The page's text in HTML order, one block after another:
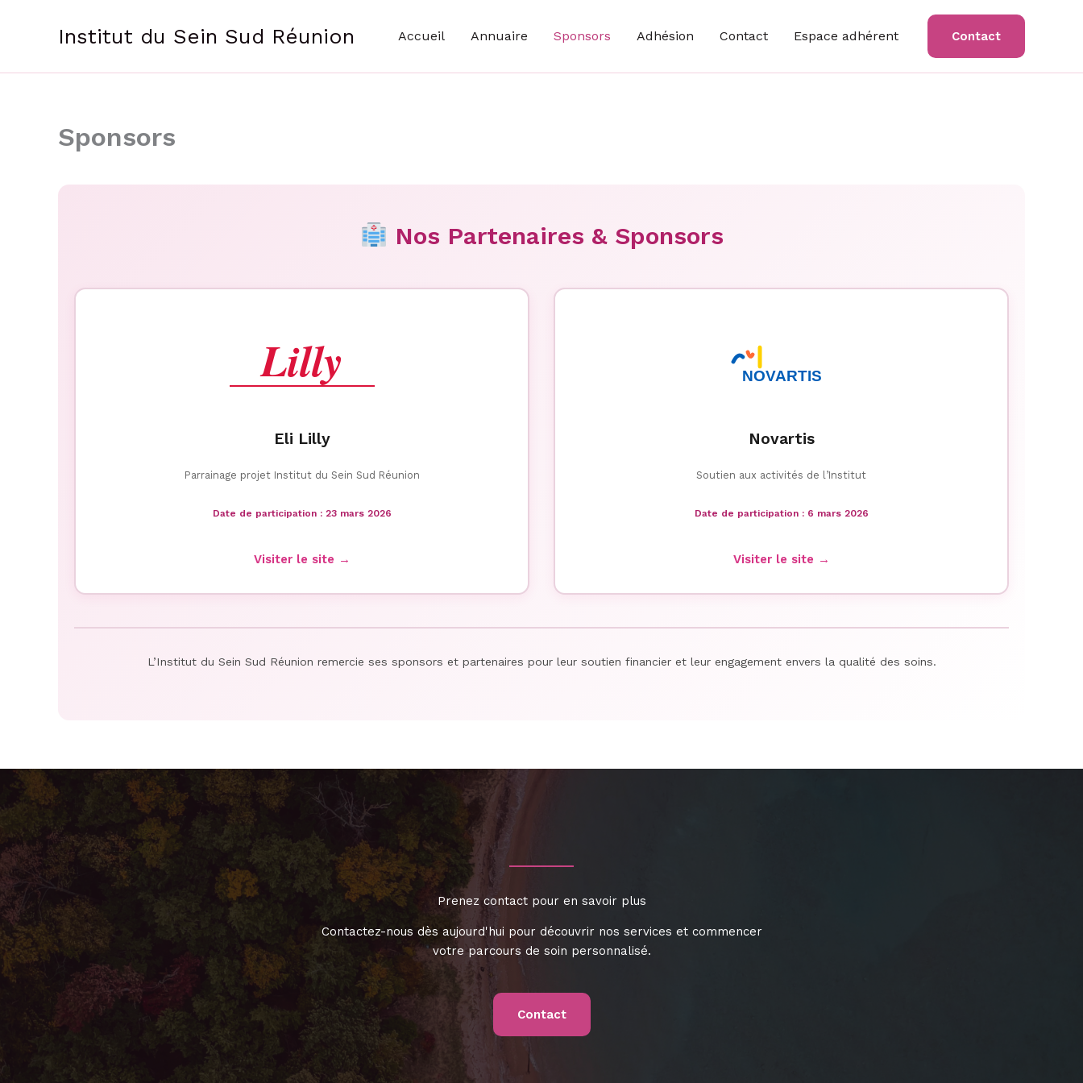
Institut du Sein Sud Réunion Accueil Annuaire Sponsors Adhésion Contact Espace adhérent Contact
Sponsors
Nos Partenaires & Sponsors
Eli Lilly
Parrainage projet Institut du Sein Sud Réunion
Date de participation : 23 mars 2026
Visiter le site →
Novartis
Soutien aux activités de l’Institut
Date de participation : 6 mars 2026
Visiter le site →
L’Institut du Sein Sud Réunion remercie ses sponsors et partenaires pour leur soutien financier et leur engagement envers la qualité des soins.
Prenez contact pour en savoir plus
Contactez-nous dès aujourd'hui pour découvrir nos services et commencer
votre parcours de soin personnalisé.
Contact